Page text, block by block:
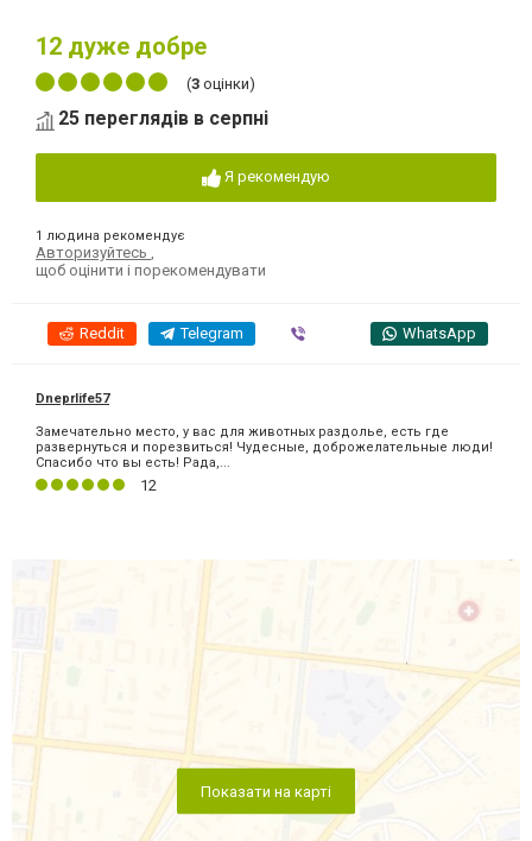
12 дуже добре
(3 оцінки)
25 переглядів в серпні
Я рекомендую
1 людина рекомендує
Авторизуйтесь
щоб оцінити і порекомендувати
Reddit Telegram WhatsApp
Dneprlife57
Замечательно место, у вас для животных раздолье, есть где
развернуться и порезвиться! Чудесные, доброжелательные люди!
Спасибо что вы есть! Рада,...
12
Показати на карті